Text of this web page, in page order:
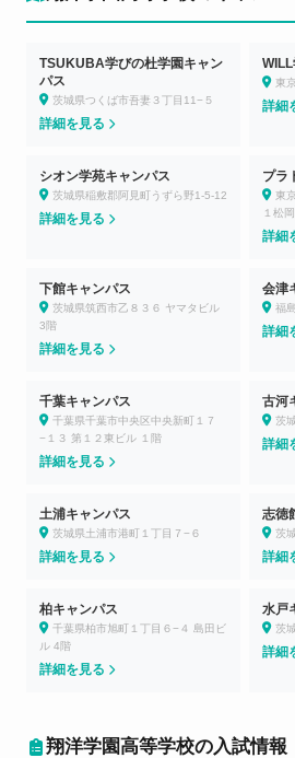
TSUKUBA学びの杜学園キャン
パス
茨城県つくば市吾妻３丁目11−５
詳細を見る
WILL
東
詳細
シオン学苑キャンパス
茨城県稲敷郡阿見町うずら野1-5-12
詳細を見る
プラ
東
１松
詳細
下館キャンパス
茨城県筑西市乙８３６ ヤマタビル
3階
詳細を見る
会津
福
詳細
千葉キャンパス
千葉県千葉市中央区中央新町１７
−１３ 第１２東ビル １階
詳細を見る
古河
茨
詳細
土浦キャンパス
茨城県土浦市港町１丁目７−６
詳細を見る
志徳
茨
詳細
柏キャンパス
千葉県柏市旭町１丁目６−４ 島田ビ
ル 4階
詳細を見る
水戸
茨
詳細
翔洋学園高等学校の入試情報